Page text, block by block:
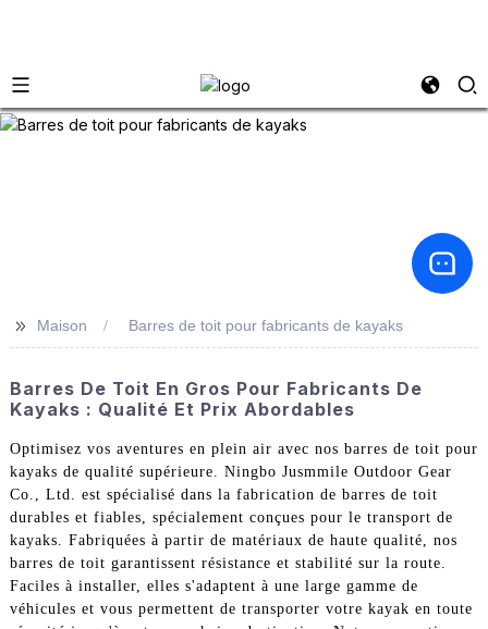
>> Maison Barres de toit pour fabricants de kayaks
Barres De Toit En Gros Pour Fabricants De
Kayaks : Qualité Et Prix Abordables
Optimisez vos aventures en plein air avec nos barres de toit pour
kayaks de qualité supérieure. Ningbo Jusmmile Outdoor Gear
Co., Ltd. est spécialisé dans la fabrication de barres de toit
durables et fiables, spécialement conçues pour le transport de
kayaks. Fabriquées à partir de matériaux de haute qualité, nos
barres de toit garantissent résistance et stabilité sur la route.
Faciles à installer, elles s'adaptent à une large gamme de
véhicules et vous permettent de transporter votre kayak en toute